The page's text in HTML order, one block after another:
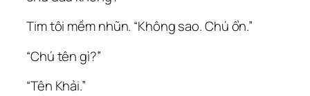
Tim tôi mềm nhũn. “Không sao. Chú ổn.”
“Chú tên gì?”
“Tên Khải.”